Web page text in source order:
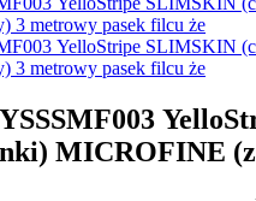
MICROFINE (z